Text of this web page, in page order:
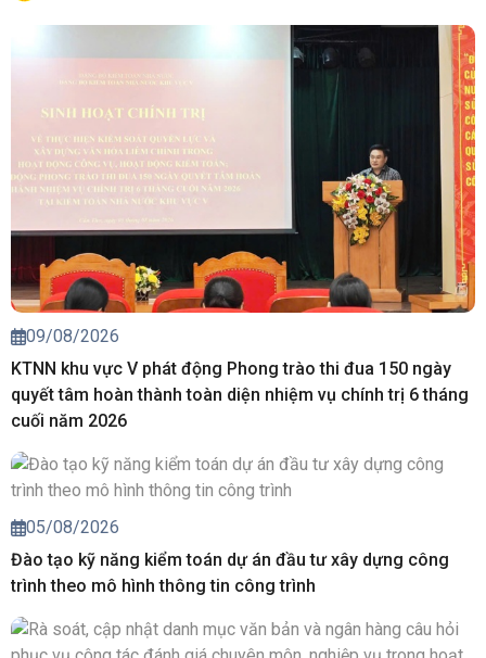
09/08/2026
KTNN khu vực V phát động Phong trào thi đua 150 ngày
quyết tâm hoàn thành toàn diện nhiệm vụ chính trị 6 tháng
cuối năm 2026
05/08/2026
Đào tạo kỹ năng kiểm toán dự án đầu tư xây dựng công
trình theo mô hình thông tin công trình